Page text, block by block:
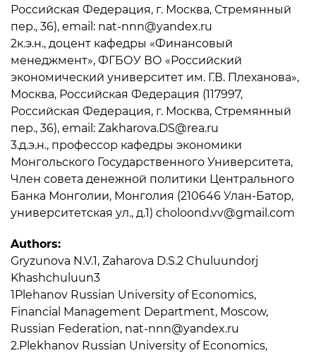
Российская Федерация, г. Москва, Стремянный
пер., 36), email: nat-nnn@yandex.ru
2к.э.н., доцент кафедры «Финансовый
менеджмент», ФГБОУ ВО «Российский
экономический университет им. Г.В. Плеханова»,
Москва, Российская Федерация (117997,
Российская Федерация, г. Москва, Стремянный
пер., 36), email: Zakharova.DS@rea.ru
3.д.э.н., профессор кафедры экономики
Монгольского Государственного Университета,
Член совета денежной политики Центрального
Банка Монголии, Монголия (210646 Улан-Батор,
университетская ул., д.1) choloond.vv@gmail.com
Authors:
Gryzunova N.V.1, Zaharova D.S.2 Chuluundorj
Khashchuluun3
1Plehanov Russian University of Economics,
Financial Management Department, Moscow,
Russian Federation, nat-nnn@yandex.ru
2.Plekhanov Russian University of Economics,